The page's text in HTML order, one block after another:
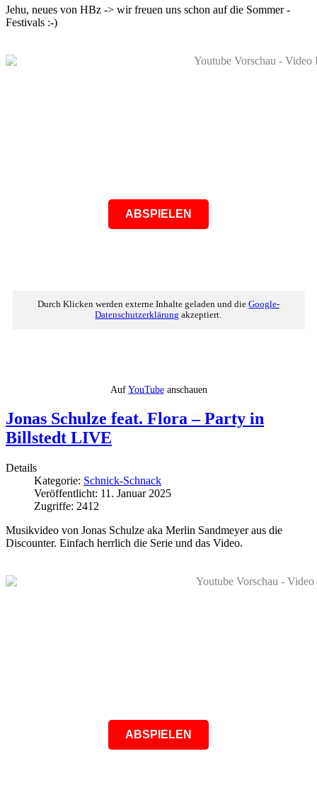
Jehu, neues von HBz -> wir freuen uns schon auf die Sommer -
Festivals :-)
ABSPIELEN
Durch Klicken werden externe Inhalte geladen und die Google-
Datenschutzerklärung akzeptiert.
AufYouTubeanschauen
Jonas Schulze feat. Flora – Party in
Billstedt LIVE
Details
Kategorie: Schnick-Schnack
Veröffentlicht: 11. Januar 2025
Zugriffe: 2412
Musikvideo von Jonas Schulze aka Merlin Sandmeyer aus die
Discounter. Einfach herrlich die Serie und das Video.
ABSPIELEN